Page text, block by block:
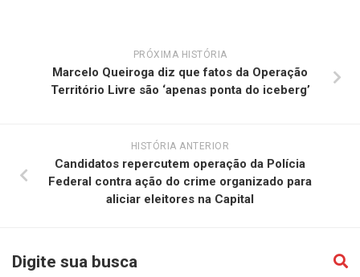
PRÓXIMA HISTÓRIA
Marcelo Queiroga diz que fatos da Operação
Território Livre são ‘apenas ponta do iceberg’
HISTÓRIA ANTERIOR
Candidatos repercutem operação da Polícia
Federal contra ação do crime organizado para
aliciar eleitores na Capital
Digite sua busca